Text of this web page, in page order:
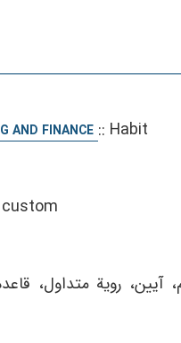
AND FINANCE :: Habit
custom